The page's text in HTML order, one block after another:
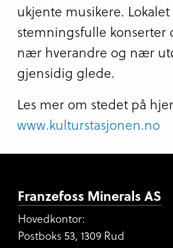
ukjente musikere.
stemningsfulle
nær hverandre og nær
gjensidig glede.
Les mer om stedet på
www.kulturstasjonen.no
Franzefoss Minerals AS
Hovedkontor:
Postboks 53, 1309 Rud